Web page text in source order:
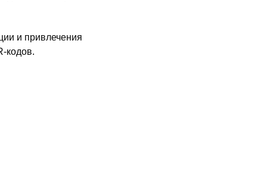
и привлечения
кодов.